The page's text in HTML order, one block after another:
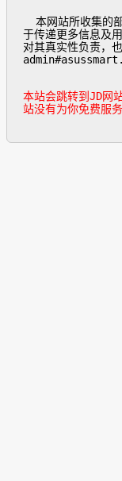
于传递更多信息及
对其真实性负责，
本站会跳转到JD网
站没有为你免费服